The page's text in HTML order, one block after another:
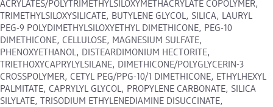
ACRYLATES/POLYTRIMETHYLSILOXYMETHACRYLATE COPOLYMER,
TRIMETHYLSILOXYSILICATE, BUTYLENE GLYCOL, SILICA, LAURYL
PEG-9 POLYDIMETHYLSILOXYETHYL DIMETHICONE, PEG-10
DIMETHICONE, CELLULOSE, MAGNESIUM SULFATE,
PHENOXYETHANOL, DISTEARDIMONIUM HECTORITE,
TRIETHOXYCAPRYLYLSILANE, DIMETHICONE/POLYGLYCERIN-3
CROSSPOLYMER, CETYL PEG/PPG-10/1 DIMETHICONE, ETHYLHEXYL
PALMITATE, CAPRYLYL GLYCOL, PROPYLENE CARBONATE, SILICA
SILYLATE, TRISODIUM ETHYLENEDIAMINE DISUCCINATE,